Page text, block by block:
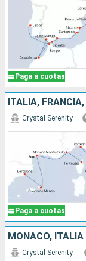
Paga a cuotas
ITALIA,
Paga a cuotas
Crystal Serenity
MONACO, ITALIA
Crystal Serenity